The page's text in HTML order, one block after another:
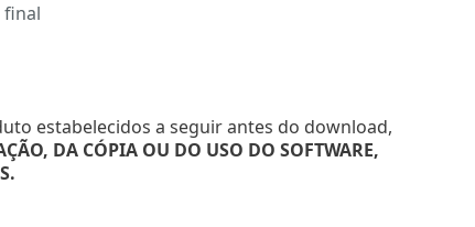
final
estabelecidos a seguir antes do download,
DA CÓPIA OU DO USO DO SOFTWARE,